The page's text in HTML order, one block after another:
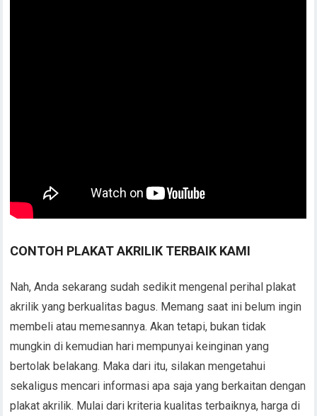
CONTOH PLAKAT AKRILIK TERBAIK KAMI
Nah, Anda sekarang sudah sedikit mengenal perihal plakat
akrilik yang berkualitas bagus. Memang saat ini belum ingin
membeli atau memesannya. Akan tetapi, bukan tidak
mungkin di kemudian hari mempunyai keinginan yang
bertolak belakang. Maka dari itu, silakan mengetahui
sekaligus mencari informasi apa saja yang berkaitan dengan
plakat akrilik. Mulai dari kriteria kualitas terbaiknya, harga di